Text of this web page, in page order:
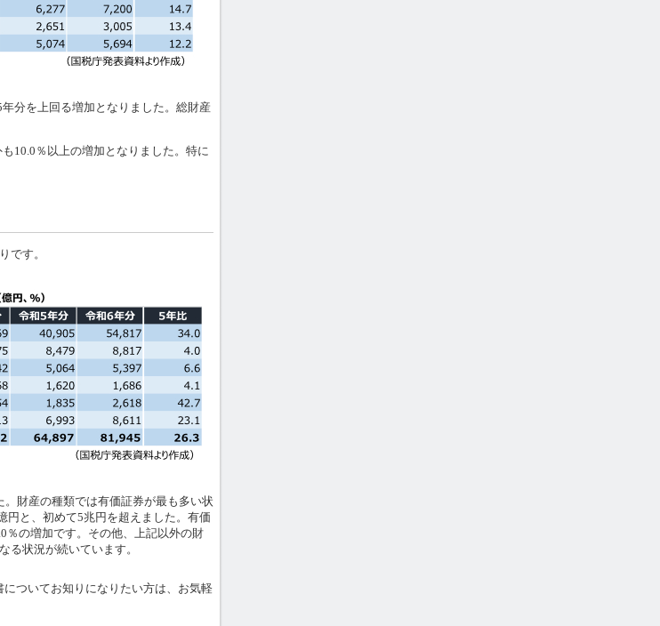
分を上回る増加となりました。総財産
10.0％以上の増加となりました。特に
です。
財産の種類では有価証券が最も多い状
円と、初めて5兆円を超えました。有価
％の増加です。その他、上記以外の財
る状況が続いています。
ついてお知りになりたい方は、お気軽